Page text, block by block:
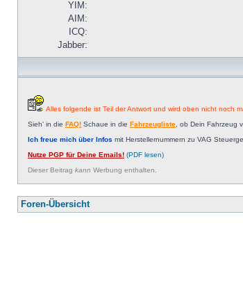
YIM:
AIM:
ICQ:
Jabber:
Alles folgende ist Teil der Antwort und wird oben nicht noch
Sieh' in die FAQ! Schaue in die Fahrzeugliste , ob Dein Fahrzeug
Ich freue mich über Infos mit Herstellernummern zu VAG
Nutze PGP für Deine Emails! (PDF lesen)
Dieser Beitrag kann Werbung enthalten.
Foren-Übersicht